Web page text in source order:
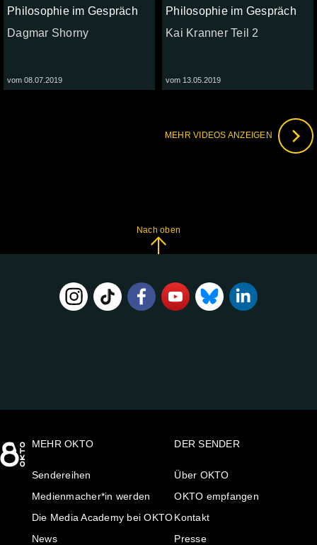
Philosophie im Gespräch
Dagmar Shorny
vom 08.07.2019
Philosophie im Gespräch
Kai Kranner Teil 2
vom 13.05.2019
MEHR VIDEOS ANZEIGEN
Nach oben
MEHR OKTO
Sendereihen
Medienmacher*in werden
Die Media Academy bei OKTO
News
DER SENDER
Über OKTO
OKTO empfangen
Kontakt
Presse